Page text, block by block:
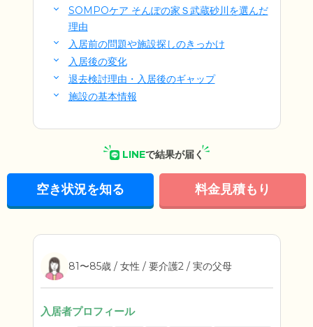
SOMPOケア そんぽの家Ｓ武蔵砂川を選んだ
理由
入居前の問題や施設探しのきっかけ
入居後の変化
退去検討理由・入居後のギャップ
施設の基本情報
LINEで結果が届く
空き状況を知る 料金見積もり
81〜85歳 / 女性 / 要介護2 / 実の父母
入居者プロフィール